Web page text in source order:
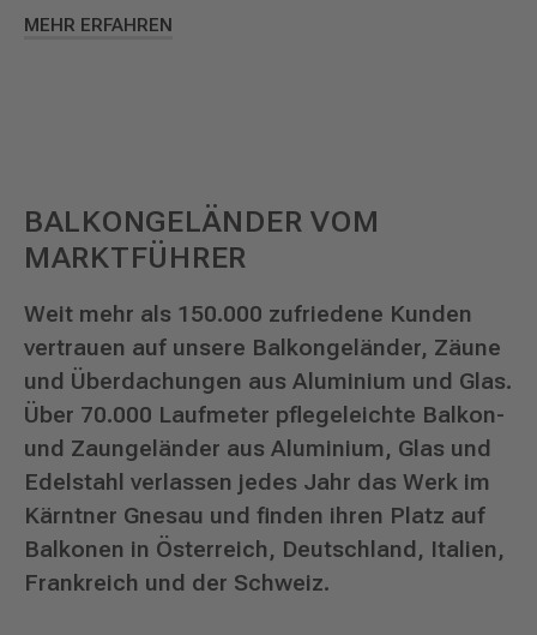
MEHR ERFAHREN
BALKONGELÄNDER VOM
MARKTFÜHRER
Weit mehr als 150.000 zufriedene Kunden
vertrauen auf unsere Balkongeländer, Zäune
und Überdachungen aus Aluminium und Glas.
Über 70.000 Laufmeter pflegeleichte Balkon-
und Zaungeländer aus Aluminium, Glas und
Edelstahl verlassen jedes Jahr das Werk im
Kärntner Gnesau und finden ihren Platz auf
Balkonen in Österreich, Deutschland, Italien,
Frankreich und der Schweiz.